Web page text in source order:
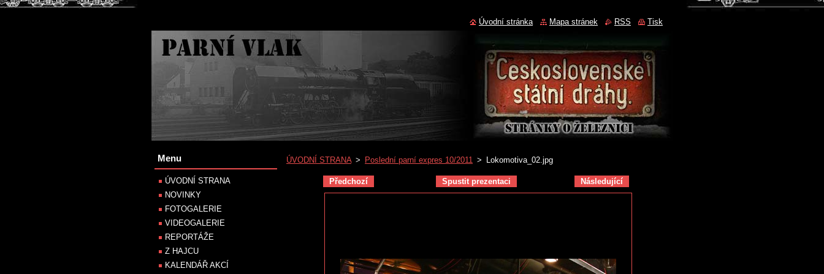
ÚVODNÍ STRANA > Poslední parní expres 10/2011 > Lokomotiva_02.jpg
Předchozí Spustit prezentaci Následující
Menu
ÚVODNÍ STRANA
NOVINKY
FOTOGALERIE
VIDEOGALERIE
REPORTÁŽE
Z HAJCU
KALENDÁŘ AKCÍ
Úvodní stránka Mapa stránek RSS Tisk